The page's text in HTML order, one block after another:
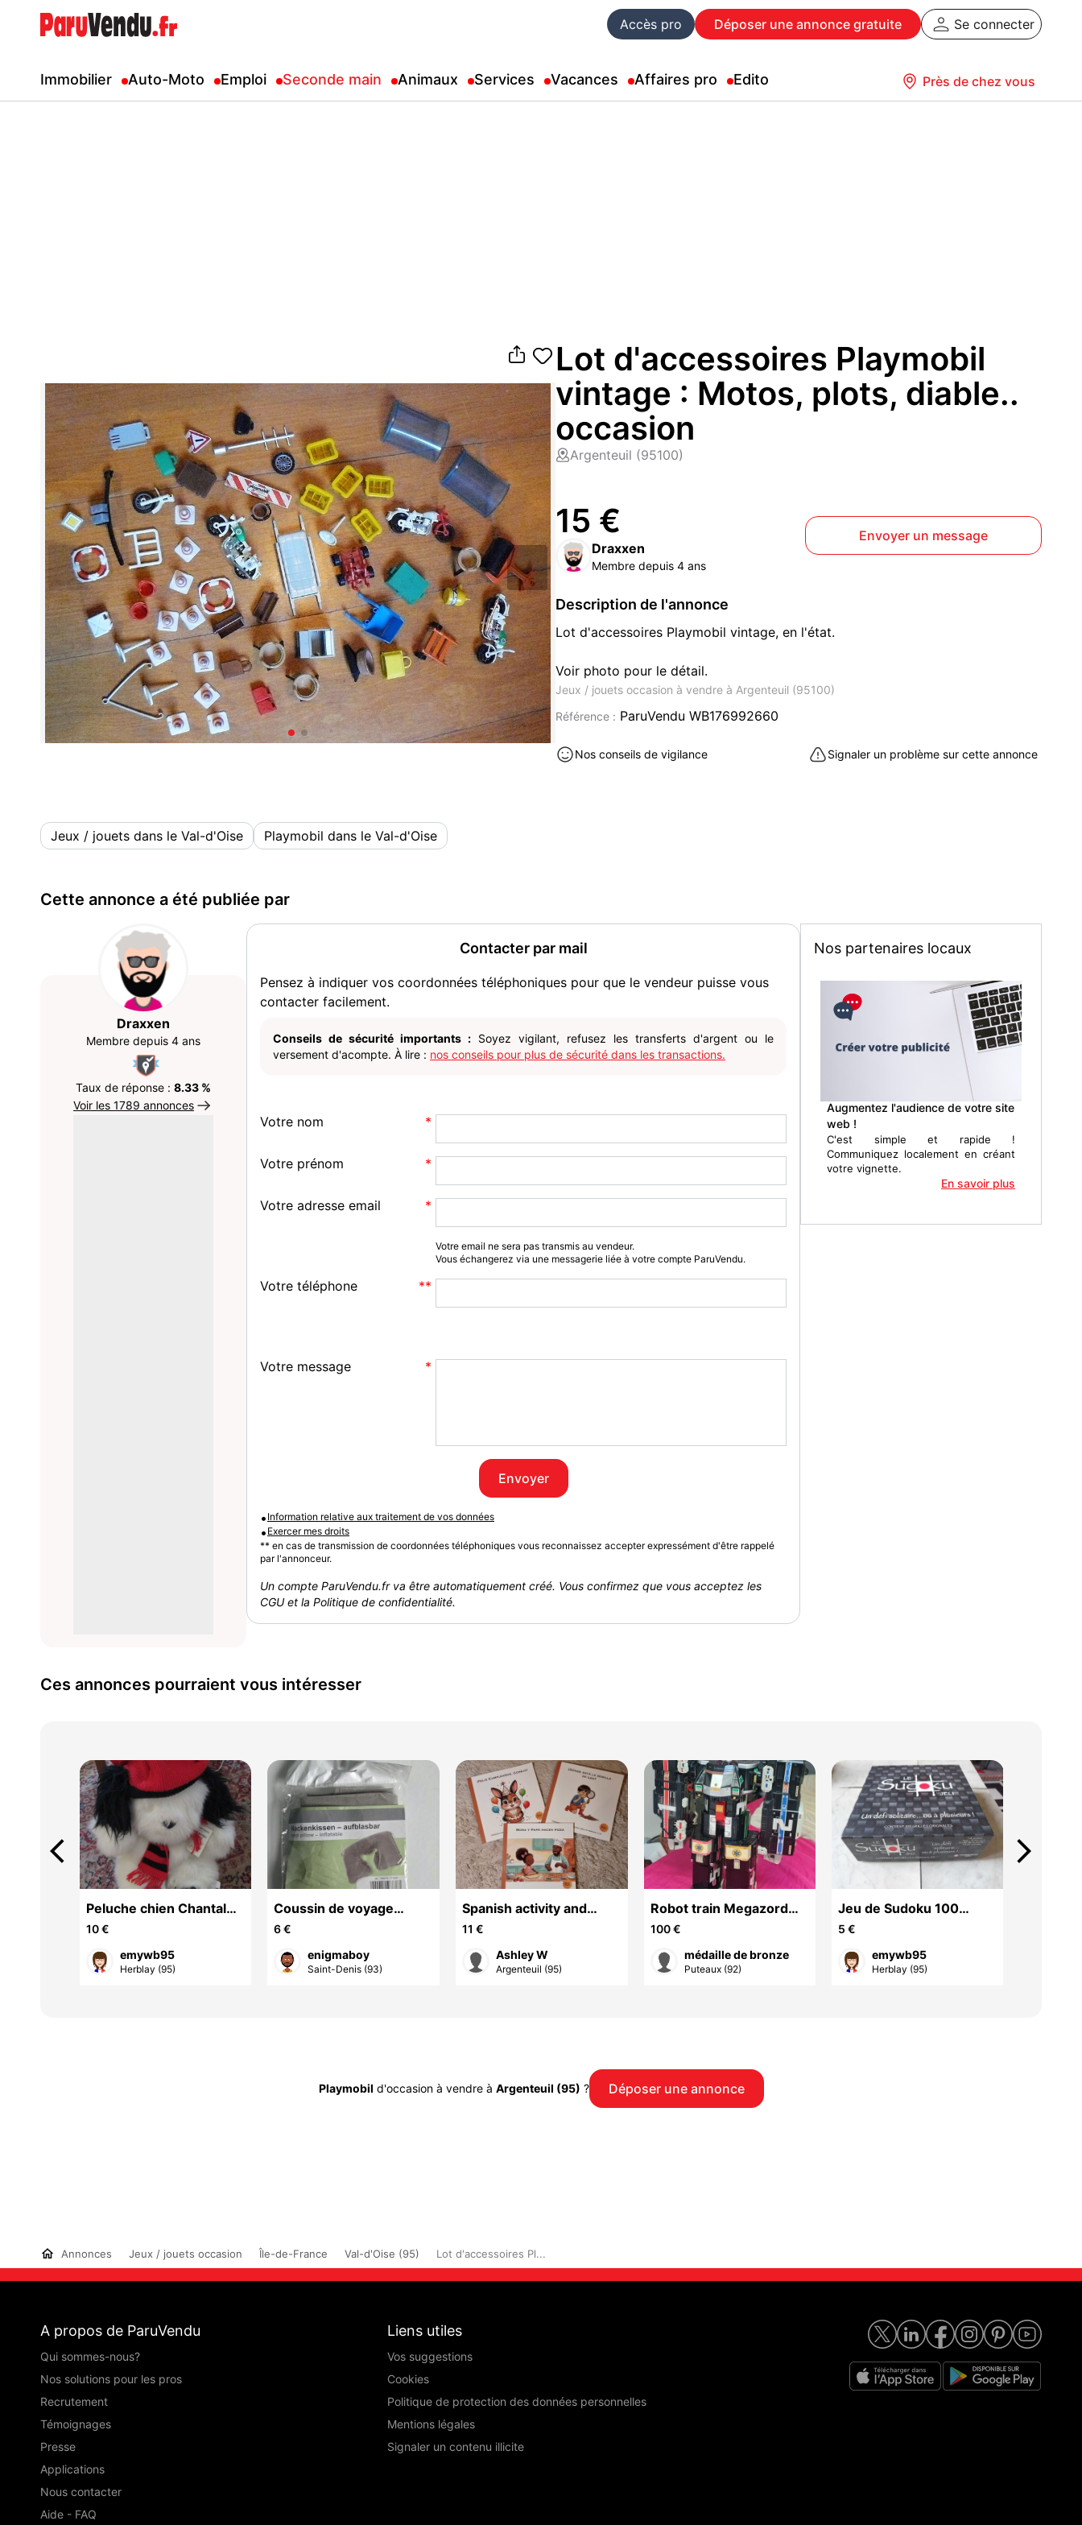
Accès pro Déposer une annonce gratuite Se connecter
Immobilier Auto-Moto Emploi Seconde main Animaux Services Vacances Affaires pro Edito Près de chez vous
Lot d'accessoires Playmobil
vintage : Motos, plots, diable..
occasion
Argenteuil (95100)
15 €
Draxxen
Membre depuis 4 ans
Envoyer un message
Description de l'annonce
Lot d'accessoires Playmobil vintage, en l'état.
Voir photo pour le détail.
Jeux / jouets occasion à vendre à Argenteuil (95100)
Référence : ParuVendu WB176992660
Nos conseils de vigilance Signaler un problème sur cette annonce
Jeux / jouets dans le Val-d'Oise Playmobil dans le Val-d'Oise
Cette annonce a été publiée par
Draxxen
Membre depuis 4 ans
Taux de réponse : 8.33 %
Voir les 1789 annonces
Contacter par mail
Pensez à indiquer vos coordonnées téléphoniques pour que le vendeur puisse vous
contacter facilement.
Conseils de sécurité importants : Soyez vigilant, refusez les transferts d'argent ou le
versement d'acompte. À lire : nos conseils pour plus de sécurité dans les transactions.
Votre nom
Votre prénom
Votre adresse email
Votre email ne sera pas transmis au vendeur.
Vous échangerez via une messagerie liée à votre compte ParuVendu.
Votre téléphone
Votre message
Envoyer
• Information relative aux traitement de vos données
• Exercer mes droits
** en cas de transmission de coordonnées téléphoniques vous reconnaissez accepter expressément d'être rappelé
par l'annonceur.
Un compte ParuVendu.fr va être automatiquement créé. Vous confirmez que vous acceptez les
CGU et la Politique de confidentialité.
Nos partenaires locaux
Augmentez l'audience de votre site
web !
C'est simple et rapide !
Communiquez localement en créant
votre vignette.
En savoir plus
Ces annonces pourraient vous intéresser
Peluche chien Chantal
Thomas Galeries
10 €
emywb95
Herblay (95)
Coussin de voyage
gonflable neuf - confort
pour trajet
6 €
enigmaboy
Saint-Denis (93)
Spanish activity and
storybooks for kids 3-6 |
Libro de cuen
11 €
Ashley W
Argenteuil (95)
Robot train Megazord
power rangers
100 €
médaille de bronze
Puteaux (92)
Jeu de Sudoku 100
grilles
5 €
emywb95
Herblay (95)
arrow_back_ios arrow_forward_ios
Playmobil d'occasion à vendre à Argenteuil (95) ? Déposer une annonce
Annonces Jeux / jouets occasion Île-de-France Val-d'Oise (95) Lot d'accessoires Pl...
A propos de ParuVendu
Qui sommes-nous?
Nos solutions pour les pros
Recrutement
Témoignages
Presse
Applications
Nous contacter
Aide - FAQ
Liens utiles
Vos suggestions
Cookies
Politique de protection des données personnelles
Mentions légales
Signaler un contenu illicite